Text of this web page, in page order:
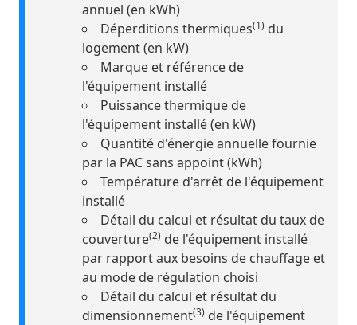
annuel (en kWh)
Déperditions thermiques(1) du
logement (en kW)
Marque et référence de
l'équipement installé
Puissance thermique de
l'équipement installé (en kW)
Quantité d'énergie annuelle fournie
par la PAC sans appoint (kWh)
Température d'arrêt de l'équipement
installé
Détail du calcul et résultat du taux de
couverture(2) de l'équipement installé
par rapport aux besoins de chauffage et
au mode de régulation choisi
Détail du calcul et résultat du
dimensionnement(3) de l'équipement